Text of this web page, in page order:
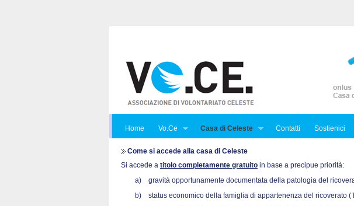
Home Vo.Ce Casa di Celeste Contatti Sostienici
Come si accede alla casa di Celeste
Si accede a titolo completamente gratuito in base a precipue priorità:
a)
gravità opportunamente documentata della patologia del
b)
status economico della famiglia di appartenenza del ricoverato (